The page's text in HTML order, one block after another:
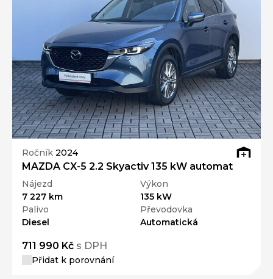
Ročník 2024
MAZDA CX-5 2.2 Skyactiv 135 kW automat
Nájezd
7 227 km
Výkon
135 kW
Palivo
Diesel
Převodovka
Automatická
711 990 Kč s DPH
Přidat k porovnání